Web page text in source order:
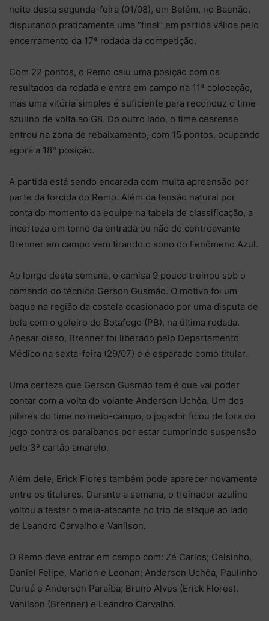
noite desta segunda-feira (01/08), em Belém, no Baenão,
disputando praticamente uma “final” em partida válida pelo
encerramento da 17ª rodada da competição.
Com 22 pontos, o Remo caiu uma posição com os
resultados da rodada e entra em campo na 11ª colocação,
mas uma vitória simples é suficiente para reconduz o time
azulino de volta ao G8. Do outro lado, o time cearense
entrou na zona de rebaixamento, com 15 pontos, ocupando
agora a 18ª posição.
A partida está sendo encarada com muita apreensão por
parte da torcida do Remo. Além da tensão natural por
conta do momento da equipe na tabela de classificação, a
incerteza em torno da entrada ou não do centroavante
Brenner em campo vem tirando o sono do Fenômeno Azul.
Ao longo desta semana, o camisa 9 pouco treinou sob o
comando do técnico Gerson Gusmão. O motivo foi um
baque na região da costela ocasionado por uma disputa de
bola com o goleiro do Botafogo (PB), na última rodada.
Apesar disso, Brenner foi liberado pelo Departamento
Médico na sexta-feira (29/07) e é esperado como titular.
Uma certeza que Gerson Gusmão tem é que vai poder
contar com a volta do volante Anderson Uchôa. Um dos
pilares do time no meio-campo, o jogador ficou de fora do
jogo contra os paraibanos por estar cumprindo suspensão
pelo 3º cartão amarelo.
Além dele, Erick Flores também pode aparecer novamente
entre os titulares. Durante a semana, o treinador azulino
voltou a testar o meia-atacante no trio de ataque ao lado
de Leandro Carvalho e Vanilson.
O Remo deve entrar em campo com: Zé Carlos; Celsinho,
Daniel Felipe, Marlon e Leonan; Anderson Uchôa, Paulinho
Curuá e Anderson Paraíba; Bruno Alves (Erick Flores),
Vanilson (Brenner) e Leandro Carvalho.